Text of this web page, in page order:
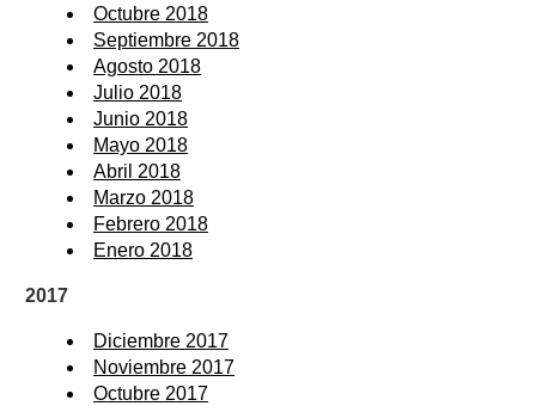
Octubre 2018
Septiembre 2018
Agosto 2018
Julio 2018
Junio 2018
Mayo 2018
Abril 2018
Marzo 2018
Febrero 2018
Enero 2018
2017
Diciembre 2017
Noviembre 2017
Octubre 2017